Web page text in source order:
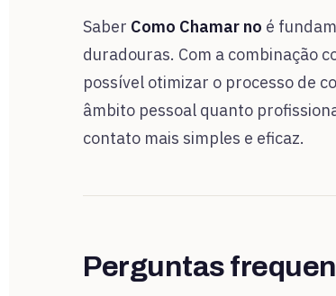
Saber Como Chamar no é
duradouras. Com a combinação
possível otimizar o processo de
âmbito pessoal quanto
contato mais simples e eficaz.
Perguntas